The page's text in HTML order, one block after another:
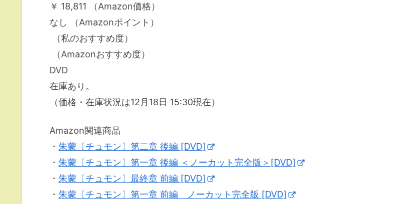
￥ 18,811 （Amazon価格）
なし （Amazonポイント）
（私のおすすめ度）
（Amazonおすすめ度）
DVD
在庫あり。
（価格・在庫状況は12月18日 15:30現在）
Amazon関連商品
・ 朱蒙〔チュモン〕第二章 後編 [DVD]
・ 朱蒙〔チュモン〕第一章 後編 ＜ノーカット完全版＞[DVD]
・ 朱蒙〔チュモン〕最終章 前編 [DVD]
・ 朱蒙〔チュモン〕第一章 前編 ノーカット完全版 [DVD]